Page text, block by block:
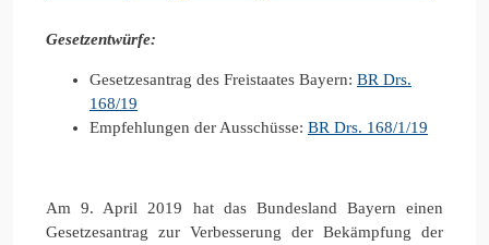
Gesetzentwürfe:
Gesetzesantrag des Freistaates Bayern: BR Drs.
168/19
Empfehlungen der Ausschüsse: BR Drs. 168/1/19
Am 9. April 2019 hat das Bundesland Bayern einen
Gesetzesantrag zur Verbesserung der Bekämpfung der